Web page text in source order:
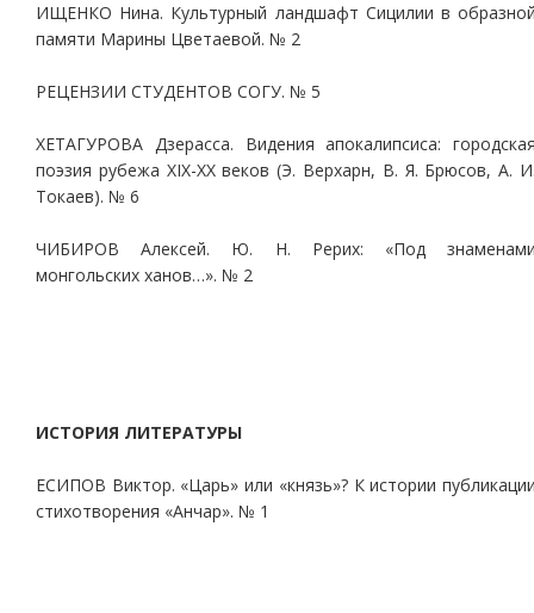
ИЩЕНКО Нина. Культурный ландшафт Сицилии в
памяти Марины Цветаевой. № 2
РЕЦЕНЗИИ СТУДЕНТОВ СОГУ. № 5
ХЕТАГУРОВА Дзерасса. Видения апокалипсиса:
поэзия рубежа ХIХ-ХХ веков (Э. Верхарн, В. Я. Брюсов, А.
Токаев). № 6
ЧИБИРОВ Алексей. Ю. Н. Рерих: «Под
монгольских ханов…». № 2
ИСТОРИЯ ЛИТЕРАТУРЫ
ЕСИПОВ Виктор. «Царь» или «князь»? К истории
стихотворения «Анчар». № 1